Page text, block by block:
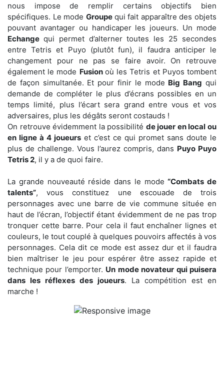
nous impose de remplir certains objectifs bien
spécifiques. Le mode Groupe qui fait apparaître des objets
pouvant avantager ou handicaper les joueurs. Un mode
Echange qui permet d’alterner toutes les 25 secondes
entre Tetris et Puyo (plutôt fun), il faudra anticiper le
changement pour ne pas se faire avoir. On retrouve
également le mode Fusion où les Tetris et Puyos tombent
de façon simultanée. Et pour finir le mode Big Bang qui
demande de compléter le plus d’écrans possibles en un
temps limité, plus l’écart sera grand entre vous et vos
adversaires, plus les dégâts seront costauds !
On retrouve évidemment la possibilité de jouer en local ou
en ligne à 4 joueurs et c’est ce qui promet sans doute le
plus de challenge. Vous l’aurez compris, dans Puyo Puyo
Tetris 2, il y a de quoi faire.
La grande nouveauté réside dans le mode“Combats de
talents”, vous constituez une escouade de trois
personnages avec une barre de vie commune située en
haut de l’écran, l’objectif étant évidemment de ne pas trop
tronquer cette barre. Pour cela il faut enchaîner lignes et
couleurs, le tout couplé à quelques pouvoirs affectés à vos
personnages. Cela dit ce mode est assez dur et il faudra
bien maîtriser le jeu pour espérer être assez rapide et
technique pour l’emporter. Un mode novateur qui puisera
dans les réflexes des joueurs. La compétition est en
marche !